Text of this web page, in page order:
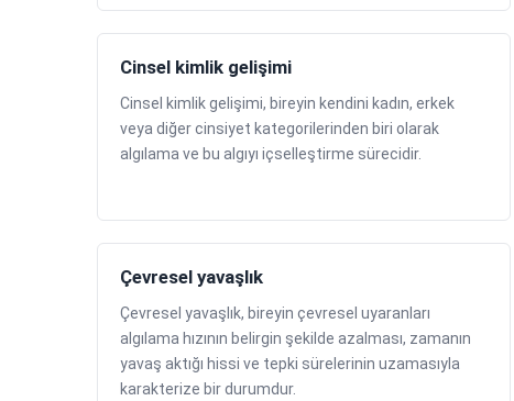
Cinsel kimlik gelişimi
Cinsel kimlik gelişimi, bireyin kendini kadın, erkek
veya diğer cinsiyet kategorilerinden biri olarak
algılama ve bu algıyı içselleştirme sürecidir.
Çevresel yavaşlık
Çevresel yavaşlık, bireyin çevresel uyaranları
algılama hızının belirgin şekilde azalması, zamanın
yavaş aktığı hissi ve tepki sürelerinin uzamasıyla
karakterize bir durumdur.